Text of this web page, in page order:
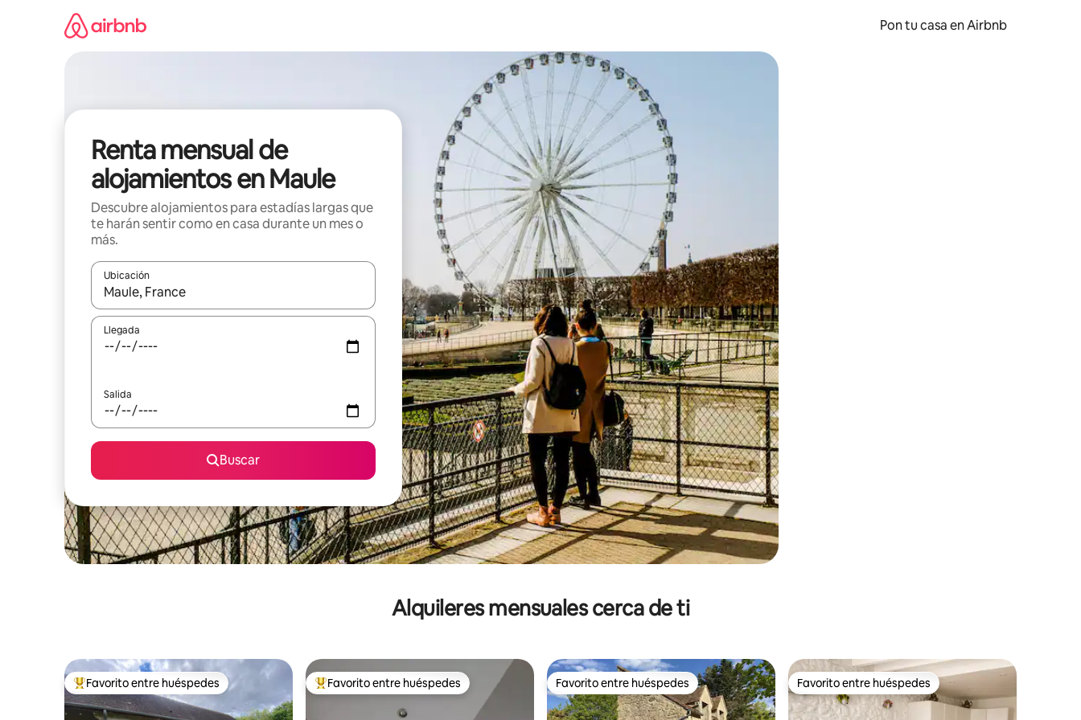
Pon tu casa en Airbnb
Renta mensual de
alojamientos en Maule
Descubre alojamientos para estadías largas que
te harán sentir como en casa durante un mes o
más.
Ubicación
Cuando los resultados estén disponibles, navega con las teclas de flecha hacia arriba y hacia abajo o explora con el tacto o desliza el dedo.
Llegada
Salida
Buscar
Alquileres mensuales cerca de ti
Favorito entre huéspedes preferido
Favorito entre huéspedes Favorito entre huéspedes preferido
Favorito entre huéspedes Favorito entre huéspedes
Favorito entre huéspedes Favorito entre huéspedes
Favorito entre huéspedes